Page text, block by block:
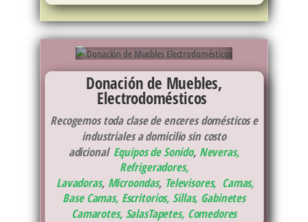
Donación de Muebles,
Electrodomésticos
Recogemos toda clase de enceres domésticos e
industriales a domicilio sin costo
adicional Equipos de Sonido, Neveras,
Refrigeradores,
Lavadoras, Microondas, Televisores, Camas,
Base Camas, Escritorios, Sillas, Gabinetes
Camarotes, SalasTapetes, Comedores